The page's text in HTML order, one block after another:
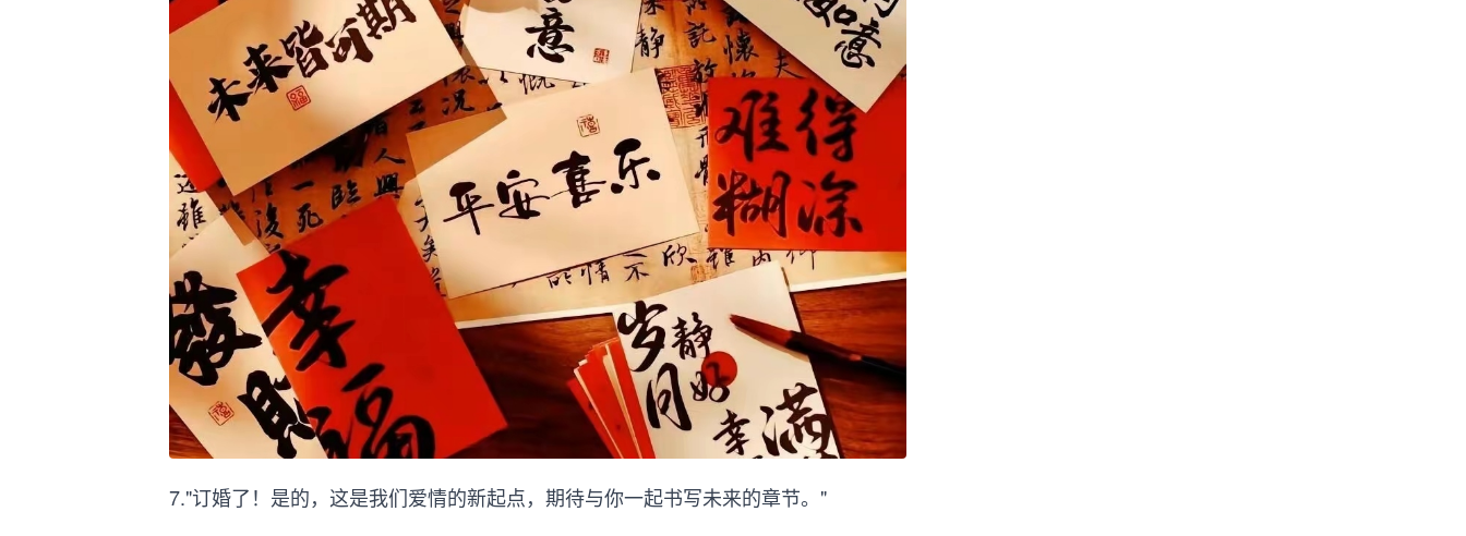
7."订婚了！是的，这是我们爱情的新起点，期待与你一起书写未来的章节。"